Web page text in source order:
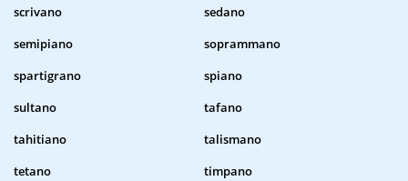
scrivano
sedano
semipiano
soprammano
spartigrano
spiano
sultano
tafano
tahitiano
talismano
tetano
timpano